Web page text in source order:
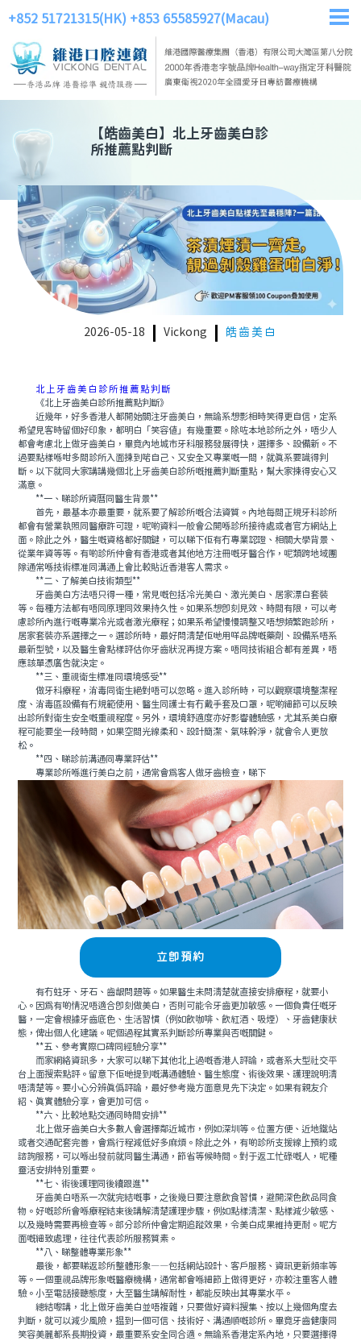
+852 51721315(HK) +853 65585927(Macau)
【皓齒美白】 北上牙齒美白診
所推薦點判斷
2026-05-18 Vickong 皓齒美白
北上牙齒美白診所推薦點判斷
《北上牙齒美白診所推薦點判斷》
近幾年，好多香港人都開始關注牙齒美白，無論系想影相時笑得更自信，定系
希望見客時留個好印象，都明白「笑容值」有幾重要。除咗本地診所之外，唔少人
都會考慮北上做牙齒美白，畢竟內地城市牙科服務發展得快，選擇多、設備新。不
過要點樣喺咁多間診所入面揀到啱自己、又安全又專業嘅一間，就真系要識得判
斷。以下就同大家講講幾個北上牙齒美白診所嘅推薦判斷重點，幫大家揀得安心又
滿意。
**一、睇診所資曆同醫生背景**
首先，最基本亦最重要，就系要了解診所嘅合法資質。內地每間正規牙科診所
都會有營業執照同醫療許可證，呢啲資料一般會公開喺診所接待處或者官方網站上
面。除此之外，醫生嘅資格都好關鍵，可以睇下佢有冇專業認證、相關大學背景、
從業年資等等。有啲診所仲會有香港或者其他地方注冊嘅牙醫合作，呢類跨地域團
隊通常喺技術標准同溝通上會比較貼近香港客人需求。
**二、了解美白技術類型**
牙齒美白方法唔只得一種，常見嘅包括冷光美白、激光美白、居家漂白套裝
等。每種方法都有唔同原理同效果持久性。如果系想即刻見效、時間有限，可以考
慮診所內進行嘅專業冷光或者激光療程；如果系希望慢慢調整又唔想頻繁跑診所，
居家套裝亦系選擇之一。選診所時，最好問清楚佢哋用咩品牌嘅藥劑、設備系唔系
最新型號，以及醫生會點樣評估你牙齒狀況再提方案。唔同技術組合都有差異，唔
應該單憑廣告就決定。
**三、重視衛生標准同環境感受**
做牙科療程，消毒同衛生絕對唔可以忽略。進入診所時，可以觀察環境整潔程
度、消毒區設備有冇規範使用、醫生同護士有冇戴手套及口罩，呢啲細節可以反映
出診所對衛生安全嘅重視程度。另外，環境舒適度亦好影響體驗感，尤其系美白療
程可能要坐一段時間，如果空間光線柔和、設計簡潔、氣味幹淨，就會令人更放
松。
**四、睇診前溝通同專業評估**
專業診所喺進行美白之前，通常會爲客人做牙齒檢查，睇下
立即預約
有冇蛀牙、牙石、齒龈問題等。如果醫生未問清楚就直接安排療程，就要小
心。因爲有啲情況唔適合即刻做美白，否則可能令牙齒更加敏感。一個負責任嘅牙
醫，一定會根據牙齒底色、生活習慣（例如飲咖啡、飲紅酒、吸煙）、牙齒健康狀
態，俾出個人化建議。呢個過程其實系判斷診所專業與否嘅關鍵。
**五、參考實際口碑同經驗分享**
而家網絡資訊多，大家可以睇下其他北上過嘅香港人評論，或者系大型社交平
台上面搜索點評。留意下佢哋提到嘅溝通體驗、醫生態度、術後效果、護理說明清
唔清楚等。要小心分辨真僞評論，最好參考幾方面意見先下決定。如果有親友介
紹、真實體驗分享，會更加可信。
**六、比較地點交通同時間安排**
北上做牙齒美白大多數人會選擇鄰近城市，例如深圳等。位置方便、近地鐵站
或者交通配套完善，會爲行程減低好多麻煩。除此之外，有啲診所支援線上預約或
諮詢服務，可以喺出發前就同醫生溝通，節省等候時間。對于返工忙碌嘅人，呢種
靈活安排特別重要。
**七、術後護理同後續跟進**
牙齒美白唔系一次就完結嘅事，之後幾日要注意飲食習慣，避開深色飲品同食
物。好嘅診所會喺療程結束後講解清楚護理步驟，例如點樣清潔、點樣減少敏感、
以及幾時需要再檢查等。部分診所仲會定期追蹤效果，令美白成果維持更耐。呢方
面嘅細致處理，往往代表診所服務質素。
**八、睇整體專業形象**
最後，都要睇返診所整體形象——包括網站設計、客戶服務、資訊更新頻率等
等。一個重視品牌形象嘅醫療機構，通常都會喺細節上做得更好，亦較注重客人體
驗。小至電話接聽態度，大至醫生講解耐性，都能反映出其專業水平。
總結嚟講，北上做牙齒美白並唔複雜，只要做好資料搜集、按以上幾個角度去
判斷，就可以減少風險，揾到一個可信、技術好、溝通順嘅診所。畢竟牙齒健康同
笑容美麗都系長期投資，最重要系安全同合適。無論系香港定系內地，只要選擇得